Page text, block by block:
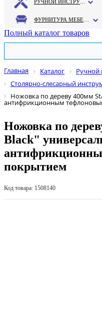
Полный каталог товаров
Главная Каталог
Ручной
Столярно-слесарный
Ножовка по дереву 400мм
антифрикционным
Ножовка по
Black"
покрытием
Код товара: 1508140